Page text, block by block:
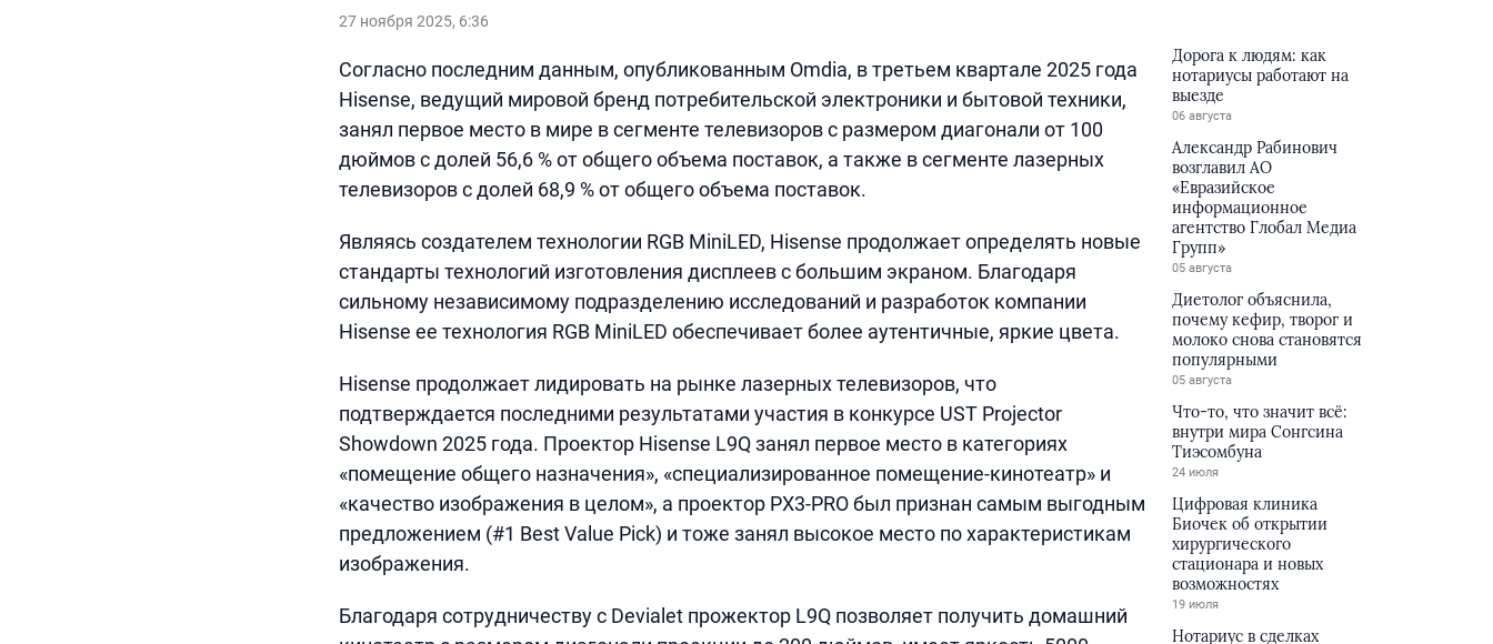
27 ноября 2025, 6:36
Согласно последним данным, опубликованным Omdia, в третьем квартале 2025 года
Hisense, ведущий мировой бренд потребительской электроники и бытовой техники,
занял первое место в мире в сегменте телевизоров с размером диагонали от 100
дюймов с долей 56,6 % от общего объема поставок, а также в сегменте лазерных
телевизоров с долей 68,9 % от общего объема поставок.
Являясь создателем технологии RGB MiniLED, Hisense продолжает определять новые
стандарты технологий изготовления дисплеев с большим экраном. Благодаря
сильному независимому подразделению исследований и разработок компании
Hisense ее технология RGB MiniLED обеспечивает более аутентичные, яркие цвета.
Hisense продолжает лидировать на рынке лазерных телевизоров, что
подтверждается последними результатами участия в конкурсе UST Projector
Showdown 2025 года. Проектор Hisense L9Q занял первое место в категориях
«помещение общего назначения», «специализированное помещение-кинотеатр» и
«качество изображения в целом», а проектор PX3-PRO был признан самым выгодным
предложением (#1 Best Value Pick) и тоже занял высокое место по характеристикам
изображения.
Благодаря сотрудничеству с Devialet прожектор L9Q позволяет получить домашний
Дорога к людям: как
нотариусы работают на
выезде
06 августа
Александр Рабинович
возглавил АО
«Евразийское
информационное
агентство Глобал Медиа
Групп»
05 августа
Диетолог объяснила,
почему кефир, творог и
молоко снова становятся
популярными
05 августа
Что-то, что значит всё:
внутри мира Сонгсина
Тиэсомбуна
24 июля
Цифровая клиника
Биочек об открытии
хирургического
стационара и новых
возможностях
19 июля
Нотариус в сделках